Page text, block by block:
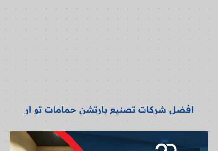
افضل شركات تصنيع بارتشن حمامات تو ار